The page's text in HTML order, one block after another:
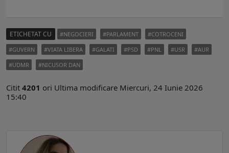
ETICHETAT CU NEGOCIERI PARLAMENT
COTROCENI
GUVERN
VIATA LIBERA GALATI PSD PNL USR
AUR
UDMR
NICUSOR DAN
Citit 4201 ori Ultima modificare Miercuri, 24 Iunie 2026
15:40